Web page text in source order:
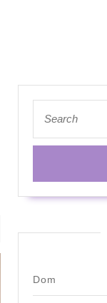
for:
Dom